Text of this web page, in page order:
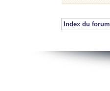
Index du forum